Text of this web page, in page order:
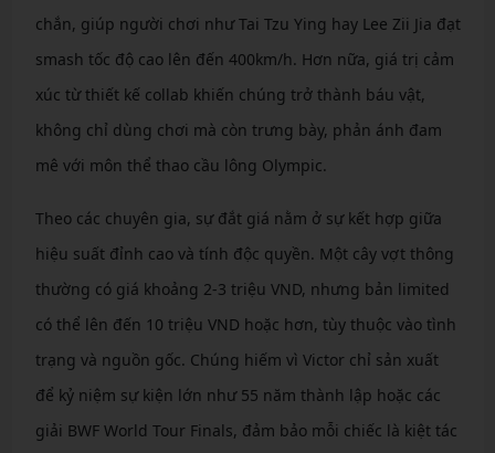
chắn, giúp người chơi như Tai Tzu Ying hay Lee Zii Jia đạt
smash tốc độ cao lên đến 400km/h. Hơn nữa, giá trị cảm
xúc từ thiết kế collab khiến chúng trở thành báu vật,
không chỉ dùng chơi mà còn trưng bày, phản ánh đam
mê với môn thể thao cầu lông Olympic.
Theo các chuyên gia, sự đắt giá nằm ở sự kết hợp giữa
hiệu suất đỉnh cao và tính độc quyền. Một cây vợt thông
thường có giá khoảng 2-3 triệu VND, nhưng bản limited
có thể lên đến 10 triệu VND hoặc hơn, tùy thuộc vào tình
trạng và nguồn gốc. Chúng hiếm vì Victor chỉ sản xuất
để kỷ niệm sự kiện lớn như 55 năm thành lập hoặc các
giải BWF World Tour Finals, đảm bảo mỗi chiếc là kiệt tác